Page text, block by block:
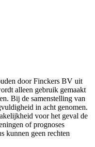
door Finckers BV uit
alleen gebruik gemaakt
Bij de samenstelling van
in acht genomen.
voor het geval de
of prognoses
kunnen geen rechten